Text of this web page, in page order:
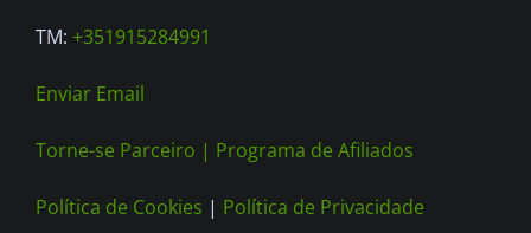
TM: +351915284991
Enviar Email
Torne-se Parceiro | Programa de Afiliados
Política de Cookies | Política de Privacidade